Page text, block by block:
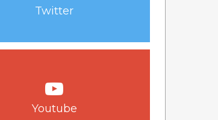
Twitter
Youtube